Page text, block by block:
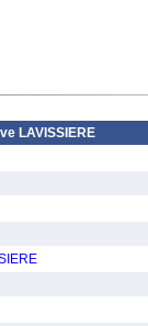
LAVISSIERE